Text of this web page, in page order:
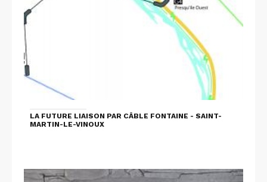
LA FUTURE LIAISON PAR CÂBLE FONTAINE - SAINT-
MARTIN-LE-VINOUX